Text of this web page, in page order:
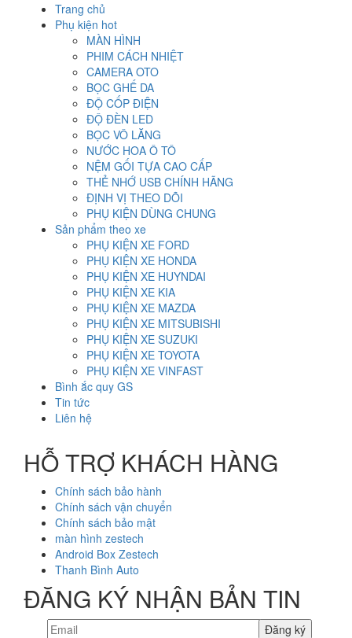
Trang chủ
Phụ kiện hot
MÀN HÌNH
PHIM CÁCH NHIỆT
CAMERA OTO
BỌC GHẾ DA
ĐỘ CỐP ĐIỆN
ĐỘ ĐÈN LED
BỌC VÔ LĂNG
NƯỚC HOA Ô TÔ
NỆM GỐI TỰA CAO CẤP
THẺ NHỚ USB CHÍNH HÃNG
ĐỊNH VỊ THEO DÕI
PHỤ KIỆN DÙNG CHUNG
Sản phẩm theo xe
PHỤ KIỆN XE FORD
PHỤ KIỆN XE HONDA
PHỤ KIỆN XE HUYNDAI
PHỤ KIỆN XE KIA
PHỤ KIỆN XE MAZDA
PHỤ KIỆN XE MITSUBISHI
PHỤ KIỆN XE SUZUKI
PHỤ KIỆN XE TOYOTA
PHỤ KIỆN XE VINFAST
Bình ắc quy GS
Tin tức
Liên hệ
HỖ TRỢ KHÁCH HÀNG
Chính sách bảo hành
Chính sách vận chuyển
Chính sách bảo mật
màn hình zestech
Android Box Zestech
Thanh Bình Auto
ĐĂNG KÝ NHẬN BẢN TIN